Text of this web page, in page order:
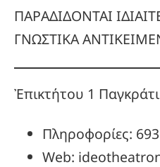
ΠΑΡΑΔΙΔΟΝΤΑΙ
ΓΝΩΣΤΙΚΑ
Ἐπικτήτου 1
Πληροφορίες:
Web: